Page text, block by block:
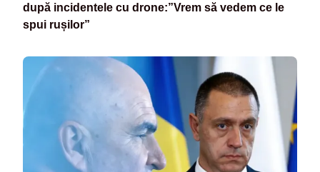
după incidentele cu drone:”Vrem să vedem ce le
spui rușilor”